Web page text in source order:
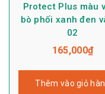
Protect Plus màu
bò phối xanh đen
02
165,000₫
Thêm vào giỏ